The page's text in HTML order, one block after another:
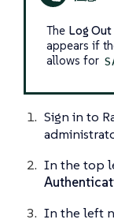
The Log
appears if
allows for
Sign in to
In the top
In the left